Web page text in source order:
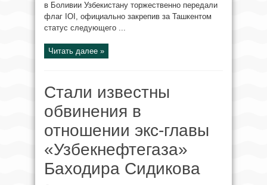
в Боливии Узбекистану торжественно передали
флаг IOI, официально закрепив за Ташкентом
статус следующего ...
Читать далее »
Стали известны
обвинения в
отношении экс-главы
«Узбекнефтегаза»
Баходира Сидикова